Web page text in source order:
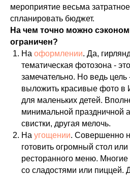
мероприятие весьма
спланировать бюджет.
На чем точно можно
ограничен?
На оформлении. Да,
тематическая фотозона -
замечательно. Но ведь цель
выложить красивые фото в
для маленьких детей.
минимальной праздничной
свистки, другая мелочь.
На угощении. Совершенно
готовить огромный стол
ресторанного меню.
со сладостями или пиццей.